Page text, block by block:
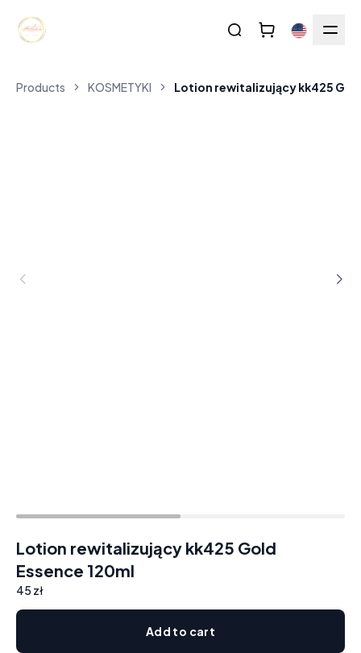
Products KOSMETYKI Lotion rewitalizujący kk425
Lotion rewitalizujący kk425 Gold
Essence 120ml
45 zł
Add to cart